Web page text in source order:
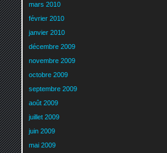
mars 2010
février 2010
janvier 2010
décembre 2009
novembre 2009
octobre 2009
septembre 2009
août 2009
juillet 2009
juin 2009
mai 2009